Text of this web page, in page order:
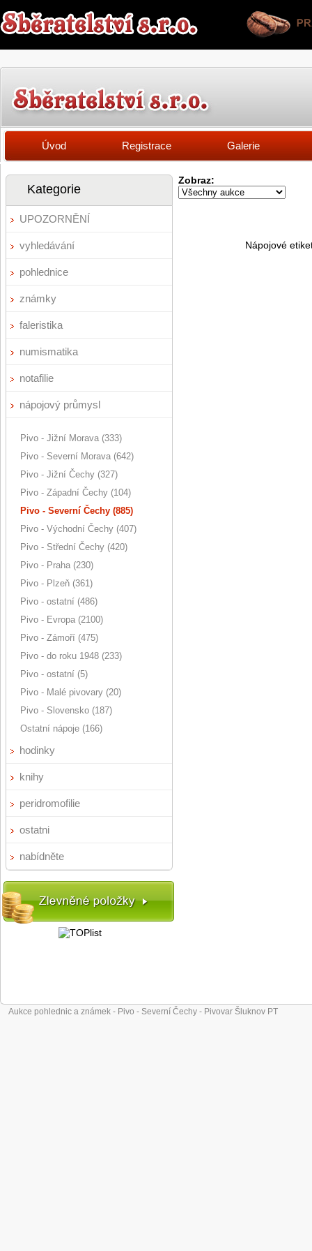
Úvod Registrace Galerie
Kategorie
UPOZORNĚNÍ
vyhledávání
pohlednice
známky
faleristika
numismatika
notafilie
nápojový průmysl
Pivo - Jižní Morava (333)
Pivo - Severní Morava (642)
Pivo - Jižní Čechy (327)
Pivo - Západní Čechy (104)
Pivo - Severní Čechy (885)
Pivo - Východní Čechy (407)
Pivo - Střední Čechy (420)
Pivo - Praha (230)
Pivo - Plzeň (361)
Pivo - ostatní (486)
Pivo - Evropa (2100)
Pivo - Zámoří (475)
Pivo - do roku 1948 (233)
Pivo - ostatní (5)
Pivo - Malé pivovary (20)
Pivo - Slovensko (187)
Ostatní nápoje (166)
hodinky
knihy
peridromofilie
ostatni
nabídněte
Zobraz:
Nápojové
Aukce pohlednic a známek - Pivo - Severní Čechy - Pivovar Šluknov PT